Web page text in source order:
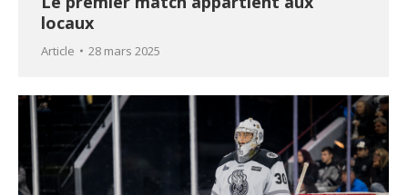
locaux
Article 28 mars 2025